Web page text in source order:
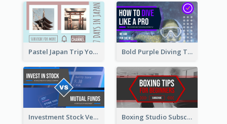
Pastel Japan Trip YouTube Thumbnail Design Bold Purple Diving Tutorial YouTube Cover Thumbnail Design
Investment Stock Versus YouTube Cover Thumbnail Design Boxing Studio Subscribe Alert YouTube Cover Design